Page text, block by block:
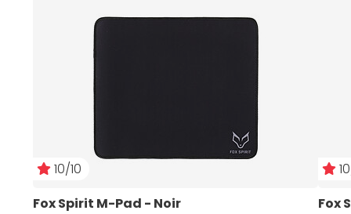
10/10
Fox Spirit M-Pad - Noir
Fox